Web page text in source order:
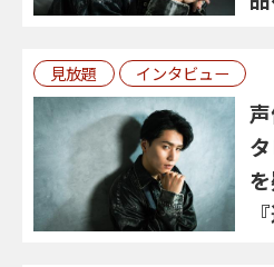
見放題 インタビュー